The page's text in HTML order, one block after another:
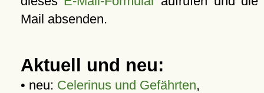
Mail absenden.
Aktuell und neu:
• neu: Celerinus und Gefährten,